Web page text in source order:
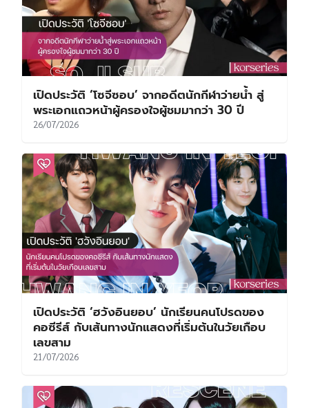
เปิดประวัติ ‘โซจีซอบ’ จากอดีตนักกีฬาว่ายน้ำ สู่
พระเอกแถวหน้าผู้ครองใจผู้ชมมากว่า 30 ปี
26/07/2026
เปิดประวัติ ‘ฮวังอินยอบ’ นักเรียนคนโปรดของ
คอซีรีส์ กับเส้นทางนักแสดงที่เริ่มต้นในวัยเกือบ
เลขสาม
21/07/2026